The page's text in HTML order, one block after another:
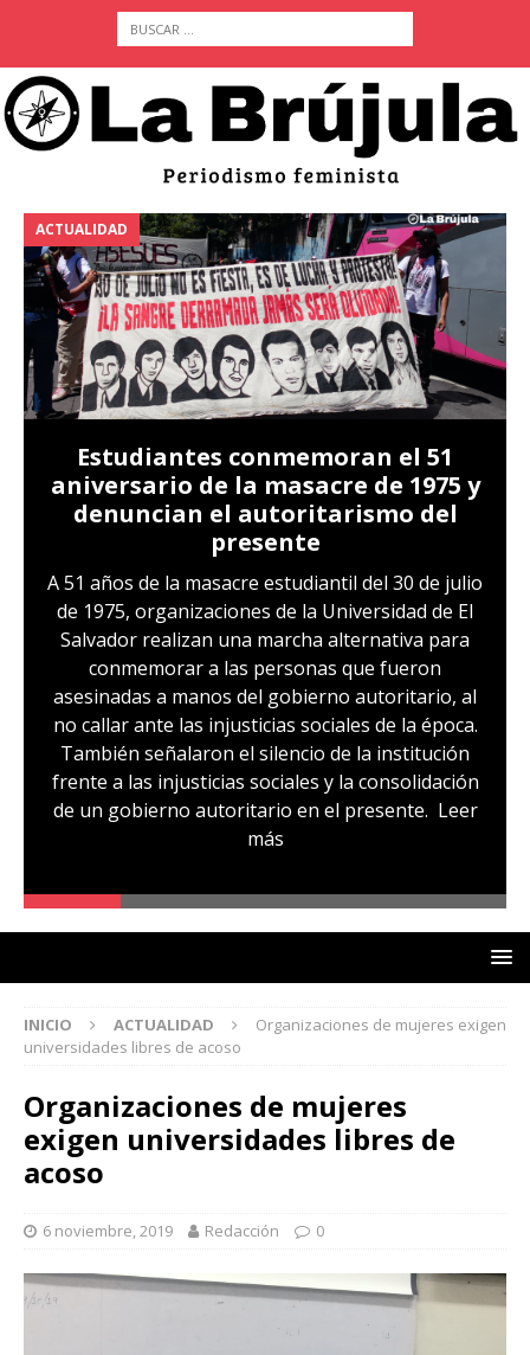
ACTUALIDAD
Estudiantes conmemoran el 51
aniversario de la masacre de 1975 y
denuncian el autoritarismo del
presente
A 51 años de la masacre estudiantil del 30 de julio
de 1975, organizaciones de la Universidad de El
Salvador realizan una marcha alternativa para
conmemorar a las personas que fueron
asesinadas a manos del gobierno autoritario, al
no callar ante las injusticias sociales de la época.
También señalaron el silencio de la institución
frente a las injusticias sociales y la consolidación
de un gobierno autoritario en el presente. Leer
más
INICIO ACTUALIDAD
Organizaciones de mujeres exigen
universidades libres de acoso
Organizaciones de mujeres
exigen universidades libres de
acoso
6 noviembre, 2019 Redacción 0